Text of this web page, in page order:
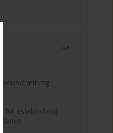
mining
for establishing